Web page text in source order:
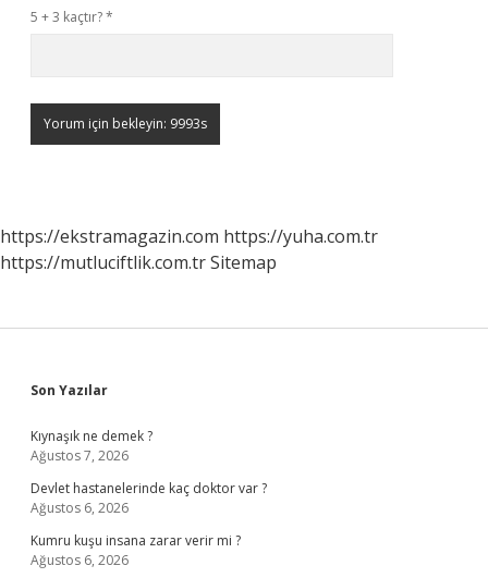
5 + 3 kaçtır?*
https://ekstramagazin.com https://yuha.com.tr
https://mutluciftlik.com.trSitemap
Sidebar
Son Yazılar
Kıynaşık ne demek ?
Ağustos 7, 2026
Devlet hastanelerinde kaç doktor var ?
Ağustos 6, 2026
Kumru kuşu insana zarar verir mi ?
Ağustos 6, 2026